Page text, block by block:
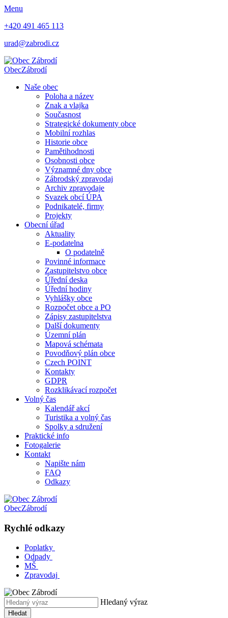
Menu
+420 491 465 113
urad@zabrodi.cz
ObecZábrodí
Naše obec
Poloha a název
Znak a vlajka
Současnost
Strategické dokumenty obce
Mobilní rozhlas
Historie obce
Pamětihodnosti
Osobnosti obce
Významné dny obce
Zábrodský zpravodaj
Archiv zpravodaje
Svazek obcí ÚPA
Podnikatelé, firmy
Projekty
Obecní úřad
Aktuality
E-podatelna
O podatelně
Povinné informace
Zastupitelstvo obce
Úřední deska
Úřední hodiny
Vyhlášky obce
Rozpočet obce a PO
Zápisy zastupitelstva
Další dokumenty
Územní plán
Mapová schémata
Povodňový plán obce
Czech POINT
Kontakty
GDPR
Rozklikávací rozpočet
Volný čas
Kalendář akcí
Turistika a volný čas
Spolky a sdružení
Praktické info
Fotogalerie
Kontakt
Napište nám
FAQ
Odkazy
ObecZábrodí
Rychlé odkazy
Poplatky
Odpady
MŠ
Zpravodaj
Hledaný výraz
Hledat